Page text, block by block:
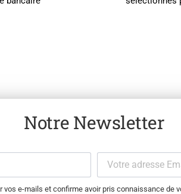
Notre Newsletter
vos e-mails et confirme avoir pris connaissance de